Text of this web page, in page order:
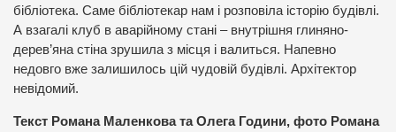
бібліотека. Саме бібліотекар нам і розповіла історію будівлі.
А взагалі клуб в аварійному стані – внутрішня глиняно-
дерев’яна стіна зрушила з місця і валиться. Напевно
недовго вже залишилось цій чудовій будівлі. Архітектор
невідомий.
Текст Романа Маленкова та Олега Години, фото Романа